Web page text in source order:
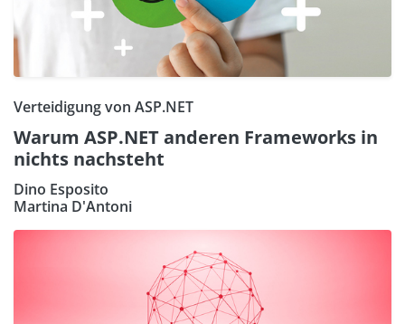
Verteidigung von ASP.NET
Warum ASP.NET anderen Frameworks in
nichts nachsteht
Dino Esposito
Martina D'Antoni